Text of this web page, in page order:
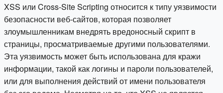
XSS или Cross-Site Scripting относится к типу уязвимости
безопасности веб-сайтов, которая позволяет
злоумышленникам внедрять вредоносный скрипт в
страницы, просматриваемые другими пользователями.
Эта уязвимость может быть использована для кражи
информации, такой как логины и пароли пользователей,
или для выполнения действий от имени пользователя